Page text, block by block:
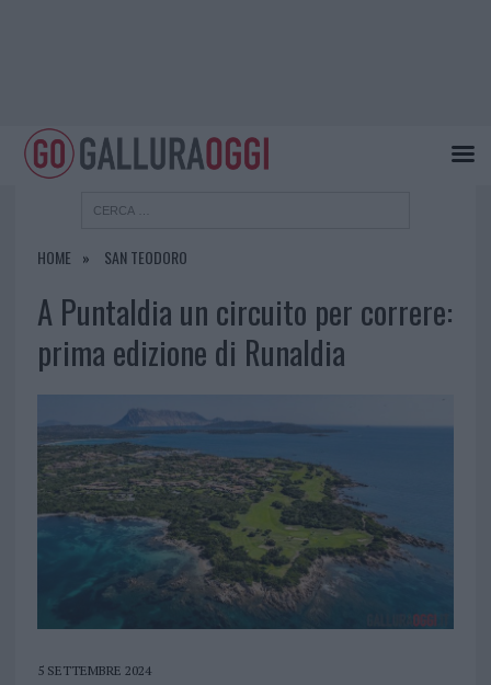
HOME SAN TEODORO
A Puntaldia un circuito per correre:
prima edizione di Runaldia
5 SETTEMBRE 2024